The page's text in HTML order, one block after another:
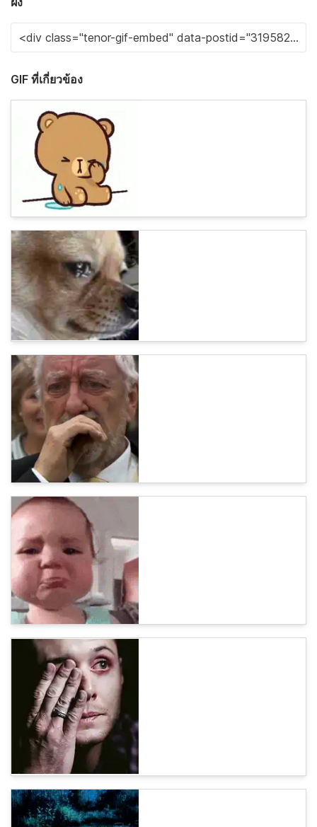
GIF ที่เกี่ยวข้อง